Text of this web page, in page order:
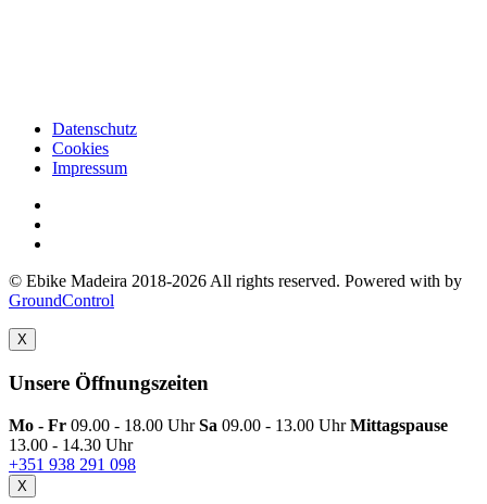
Datenschutz
Cookies
Impressum
© Ebike Madeira 2018-2026 All rights reserved. Powered with by
GroundControl
X
Unsere Öffnungszeiten
Mo - Fr 09.00 - 18.00 Uhr Sa 09.00 - 13.00 Uhr Mittagspause
13.00 - 14.30 Uhr
+351 938 291 098
X